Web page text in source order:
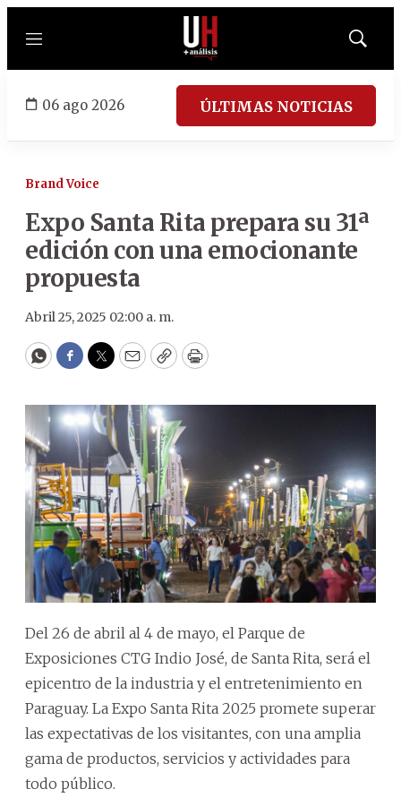
Menú
Mostrar
06 ago 2026 ÚLTIMAS NOTICIAS
Brand Voice
Expo Santa Rita prepara su 31ª
edición con una emocionante
propuesta
Abril 25, 2025 02:00 a. m.
WhatsApp
Facebook
Twitter
EmailCopyPrint
Del 26 de abril al 4 de mayo, el Parque de
Exposiciones CTG Indio José, de Santa Rita, será el
epicentro de la industria y el entretenimiento en
Paraguay. La Expo Santa Rita 2025 promete superar
las expectativas de los visitantes, con una amplia
gama de productos, servicios y actividades para
todo público.